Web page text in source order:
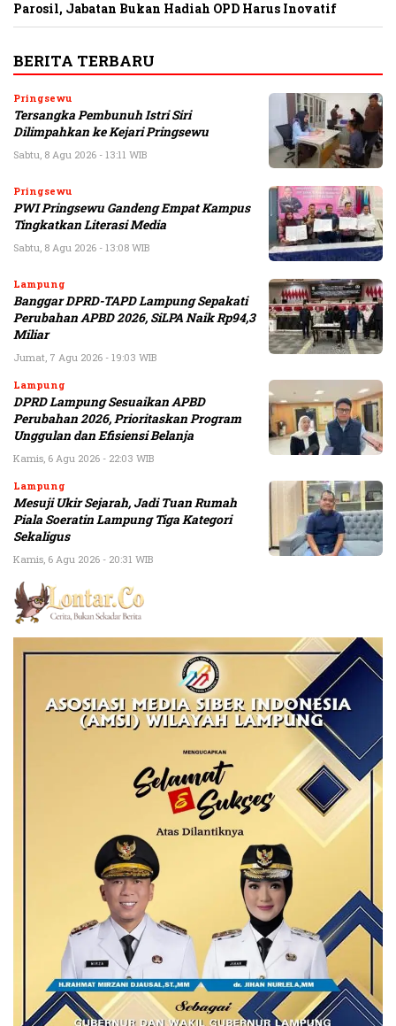
Parosil, Jabatan Bukan Hadiah OPD Harus Inovatif
BERITA TERBARU
Pringsewu
Tersangka Pembunuh Istri Siri
Dilimpahkan ke Kejari Pringsewu
Sabtu, 8 Agu 2026 - 13:11 WIB
Pringsewu
PWI Pringsewu Gandeng Empat Kampus
Tingkatkan Literasi Media
Sabtu, 8 Agu 2026 - 13:08 WIB
Lampung
Banggar DPRD-TAPD Lampung Sepakati
Perubahan APBD 2026, SiLPA Naik Rp94,3
Miliar
Jumat, 7 Agu 2026 - 19:03 WIB
Lampung
DPRD Lampung Sesuaikan APBD
Perubahan 2026, Prioritaskan Program
Unggulan dan Efisiensi Belanja
Kamis, 6 Agu 2026 - 22:03 WIB
Lampung
Mesuji Ukir Sejarah, Jadi Tuan Rumah
Piala Soeratin Lampung Tiga Kategori
Sekaligus
Kamis, 6 Agu 2026 - 20:31 WIB